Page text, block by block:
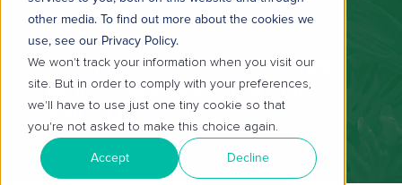
other media. To find out more about the cookies we
use, see our Privacy Policy.
We won't track your information when you visit our
site. But in order to comply with your preferences,
we'll have to use just one tiny cookie so that
you're not asked to make this choice again.
Accept Decline
STORYTELLING: TRANSFORME
DADOS EM NARRATIVAS QUE
VENDEM